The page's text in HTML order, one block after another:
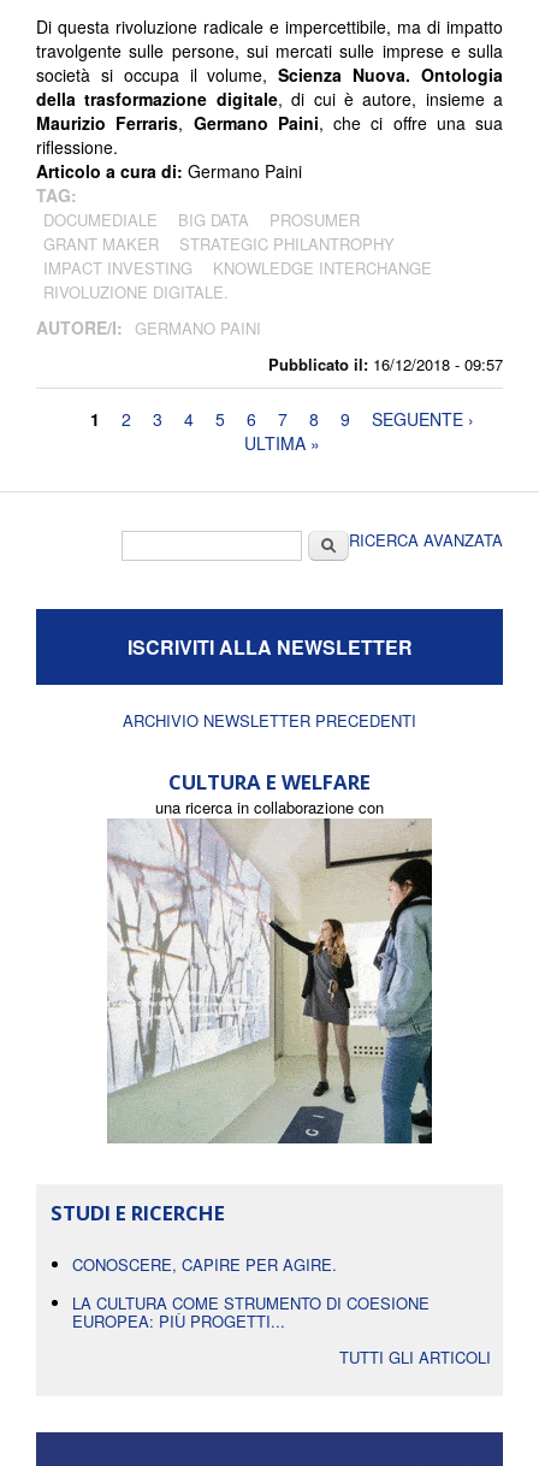
Pubblicato il: 16/12/2018 - 09:57
Di questa rivoluzione radicale e impercettibile, ma di impatto
travolgente sulle persone, sui mercati sulle imprese e sulla
società si occupa il volume,Scienza Nuova. Ontologia
della trasformazione digitale, di cui è autore, insieme a
Maurizio Ferraris, Germano Paini, che ci offre una sua
riflessione.
Articolo a cura di: Germano Paini
TAG:
DOCUMEDIALE BIG DATA
PROSUMER
GRANT MAKER
STRATEGIC PHILANTROPHY
IMPACT INVESTING
KNOWLEDGE INTERCHANGE
RIVOLUZIONE DIGITALE.
AUTORE/I: GERMANO PAINI
Pagine
1 2 3 4 5 6 7 8 9
SEGUENTE ›
ULTIMA »
CercaRICERCA AVANZATA
ISCRIVITI ALLA NEWSLETTER
ARCHIVIO NEWSLETTER PRECEDENTI
CULTURA E WELFARE
una ricerca in collaborazione con
STUDI E RICERCHE
CONOSCERE, CAPIRE PER AGIRE.
LA CULTURA COME STRUMENTO DI COESIONE
EUROPEA: PIÙ PROGETTI...
TUTTI GLI ARTICOLI